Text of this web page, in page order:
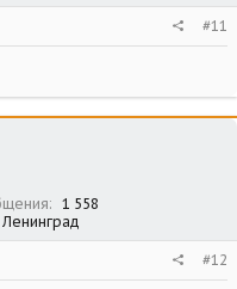
#11
1 558
Ленинград
#12